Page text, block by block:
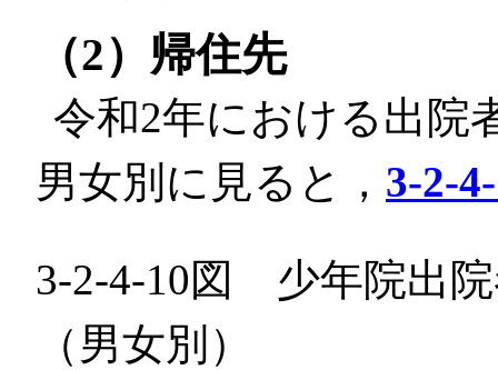
（2）帰住先
令和2年における出院
男女別に見ると， 3-2-
3-2-4-10図 少年院出
（男女別）